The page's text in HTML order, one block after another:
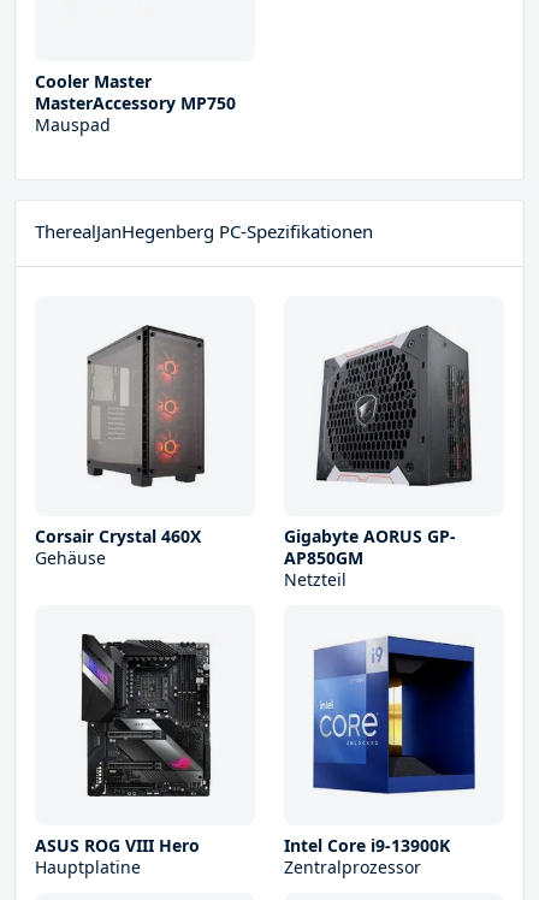
Cooler Master
MasterAccessory MP750
Mauspad
TherealJanHegenberg PC-Spezifikationen
Corsair Crystal 460X
Gehäuse
Gigabyte AORUS GP-
AP850GM
Netzteil
ASUS ROG VIII Hero
Hauptplatine
Intel Core i9-13900K
Zentralprozessor